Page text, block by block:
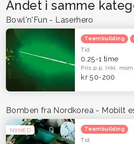
Andet i samme
Bowl'n'Fun - Laserhero
Teambuilding
Tid
0,25-1 time
Pris p.p. Inkl.
kr 50-200
NYHED
Bomben fra Nordkorea - Mobilt
Teambuilding
Tid